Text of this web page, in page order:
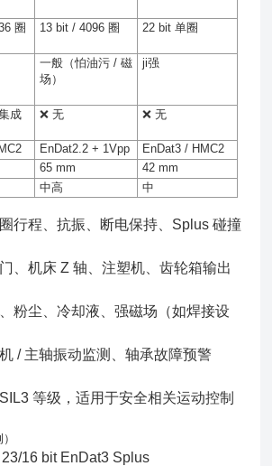
圈 13 bit / 4096 圈 22 bit单圈
一般（怕油污 /磁
场）
ji强
成 ❌ 无 ❌ 无
EnDat2.2 + 1Vpp
EnDat3 / HMC2
65 mm
42 mm
中高
中
行程、抗振、断电保持、Splus 碰撞
、机床 Z 轴、注塑机、齿轮箱输出
粉尘、冷却液、强磁场（如焊接设
/ 主轴振动监测、轴承故障预警
等级，适用于安全相关运动控制
16 bit EnDat3 Splus